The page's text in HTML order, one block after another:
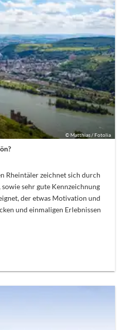
© Matthias / Fotolia
Rheintäler zeichnet sich durch
sehr gute Kennzeichnung
der etwas Motivation und
und einmaligen Erlebnissen